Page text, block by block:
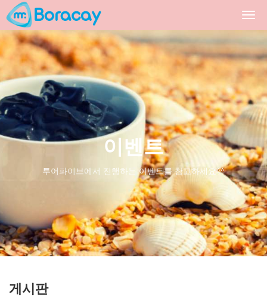
이벤트
투어파이브에서 진행하는 이벤트를 참고하세요^^
게시판